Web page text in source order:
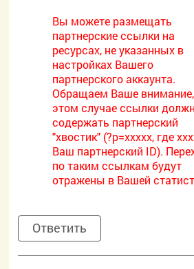
Вы можете размещать
партнерские ссылки на
ресурсах, не указанных в
настройках Вашего
партнерского аккаунта.
Обращаем Ваше
этом случае ссылки
содержать партнерский
"хвостик" (?p=xxxxx, где
Ваш партнерский ID).
по таким ссылкам будут
отражены в Вашей
Ответить